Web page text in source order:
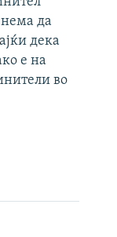
да
дека
е на
во